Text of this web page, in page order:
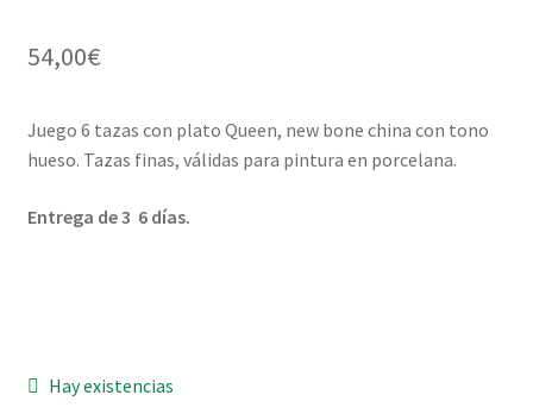
Regalo original
Decoración, cuadros y espejos
54,00€
Juego 6 tazas con plato Queen, new bone china con tono
hueso. Tazas finas, válidas para pintura en porcelana.
Entrega de 3 6 días.
Hay existencias